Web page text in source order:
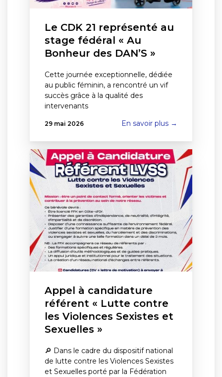
Le CDK 21 représenté au
stage fédéral « Au
Bonheur des DAN’S »
Cette journée exceptionnelle, dédiée
au public féminin, a rencontré un vif
succès grâce à la qualité des
intervenants
29 mai 2026 En savoir plus →
Appel à candidature
référent « Lutte contre
les Violences Sexistes et
Sexuelles »
🔎 Dans le cadre du dispositif national
de lutte contre les Violences Sexistes
et Sexuelles porté par la Fédération